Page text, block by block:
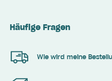
Häufige Fragen
Wie wird meine